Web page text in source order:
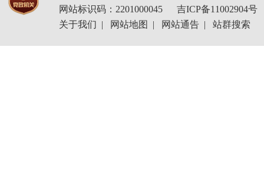
网站标识码：2201000045
吉ICP备11002904号
关于我们 | 网站地图 | 网站通告 | 站群搜索